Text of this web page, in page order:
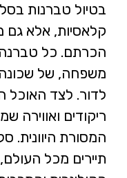
בטיול טברנות
קלאסיות, אלא גם
הכרתם. כל
משפחה, של
לדור. לצד האוכל
ריקודים ואווירה
המסורת היוונית.
תיירים מכל